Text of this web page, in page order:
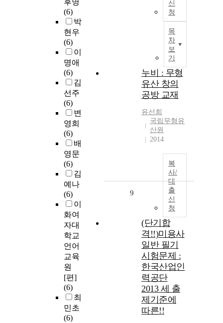
후명
(6)
박
현우
(6)
이
명애
(6)
김
선주
(6)
변
영희
(6)
배
영문
(6)
김
예나
(6)
이
화여
자대
학교
언어
교육
원
[편]
(6)
최
민초
(6)
신
청
목
차
보
기
누비 : 무형
유산 창의
공방 교재
유선희
국립무형유
산원
2014
복
사/
대
출
신
청
9
(단기합
격!!)미용사
일반 필기
시험문제 :
한국산업인
력공단
2013 세 출
제기준에
따른!!